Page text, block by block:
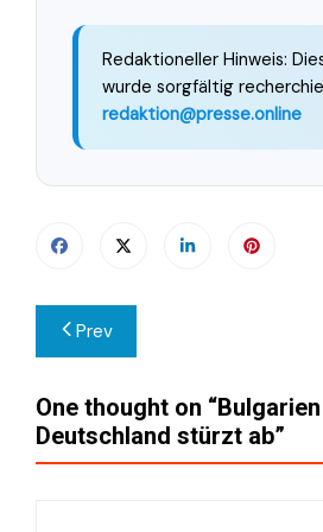
Redaktioneller Hinweis:
wurde sorgfältig
redaktion@presse.online
Prev
One thought on “
Deutschland stürzt ab”